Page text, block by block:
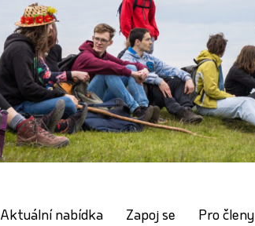
Aktuální nabídka Zapoj se Pro členy